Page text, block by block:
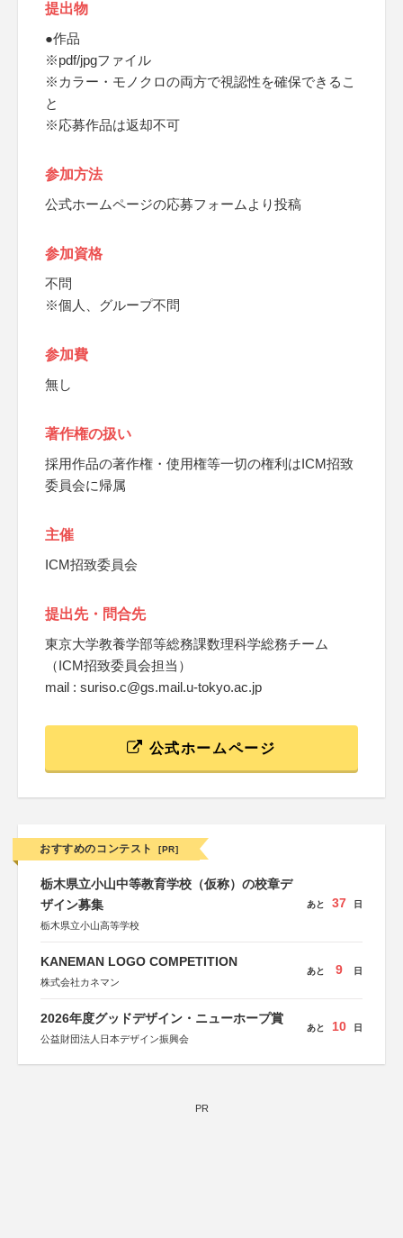
提出物
●作品
※pdf/jpgファイル
※カラー・モノクロの両方で視認性を確保できるこ
と
※応募作品は返却不可
参加方法
公式ホームページの応募フォームより投稿
参加資格
不問
※個人、グループ不問
参加費
無し
著作権の扱い
採用作品の著作権・使用権等一切の権利はICM招致
委員会に帰属
主催
ICM招致委員会
提出先・問合先
東京大学教養学部等総務課数理科学総務チーム
（ICM招致委員会担当）
mail : suriso.c@gs.mail.u-tokyo.ac.jp
公式ホームページ
おすすめのコンテスト [PR]
栃木県立小山中等教育学校（仮称）の校章デ
ザイン募集
栃木県立小山高等学校
あと 37 日
KANEMAN LOGO COMPETITION
株式会社カネマン
あと 9 日
2026年度グッドデザイン・ニューホープ賞
公益財団法人日本デザイン振興会
あと 10 日
PR